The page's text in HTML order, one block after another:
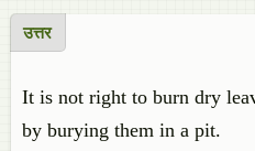
उत्तर
It is not right to burn dry
by burying them in a pit.